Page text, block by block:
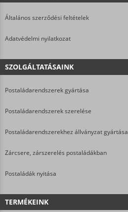
Általános szerződési feltételek
Adatvédelmi nyilatkozat
SZOLGÁLTATÁSAINK
Postaládarendszerek gyártása
Postaládarendszerek szerelése
Postaládarendszerekhez állványzat gyártása
Zárcsere, zárszerelés postaládákban
Postaládák nyitása
TERMÉKEINK